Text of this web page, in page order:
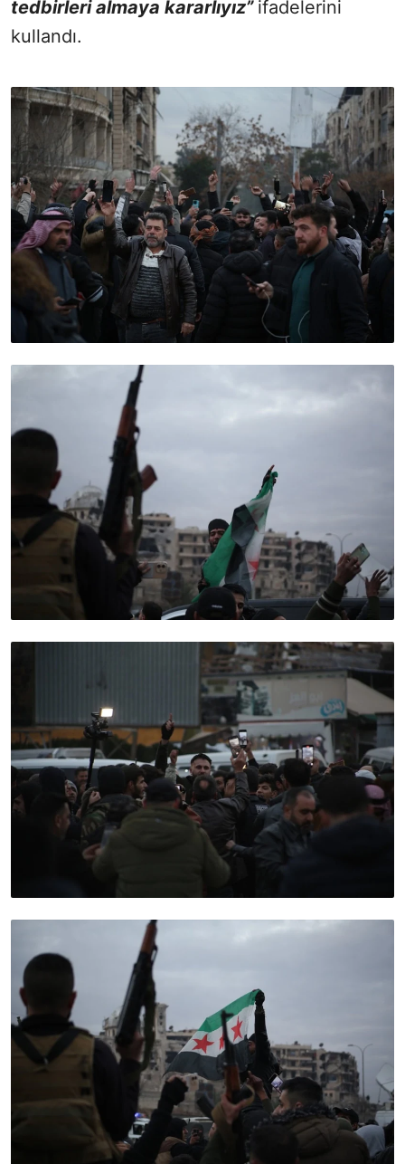
tedbirleri almaya kararlıyız” ifadelerini
kullandı.